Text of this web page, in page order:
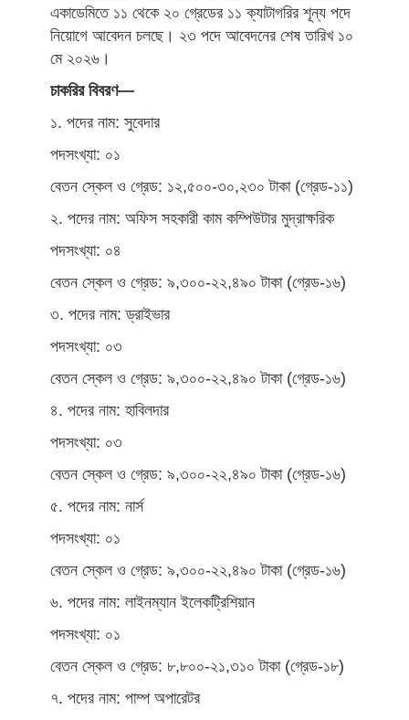
একাডেমিতে ১১ থেকে ২০ গ্রেডের ১১ ক্যাটাগরির শূন্য পদে
নিয়োগে আবেদন চলছে। ২৩ পদে আবেদনের শেষ তারিখ ১০
মে ২০২৬।
চাকরির বিবরণ—
১. পদের নাম: সুবেদার
পদসংখ্যা: ০১
বেতন স্কেল ও গ্রেড: ১২,৫০০-৩০,২৩০ টাকা (গ্রেড-১১)
২. পদের নাম: অফিস সহকারী কাম কম্পিউটার মুদ্রাক্ষরিক
পদসংখ্যা: ০৪
বেতন স্কেল ও গ্রেড: ৯,৩০০-২২,৪৯০ টাকা (গ্রেড-১৬)
৩. পদের নাম: ড্রাইভার
পদসংখ্যা: ০৩
বেতন স্কেল ও গ্রেড: ৯,৩০০-২২,৪৯০ টাকা (গ্রেড-১৬)
৪. পদের নাম: হাবিলদার
পদসংখ্যা: ০৩
বেতন স্কেল ও গ্রেড: ৯,৩০০-২২,৪৯০ টাকা (গ্রেড-১৬)
৫. পদের নাম: নার্স
পদসংখ্যা: ০১
বেতন স্কেল ও গ্রেড: ৯,৩০০-২২,৪৯০ টাকা (গ্রেড-১৬)
৬. পদের নাম: লাইনম্যান ইলেকট্রিশিয়ান
পদসংখ্যা: ০১
বেতন স্কেল ও গ্রেড: ৮,৮০০-২১,৩১০ টাকা (গ্রেড-১৮)
৭. পদের নাম: পাম্প অপারেটর